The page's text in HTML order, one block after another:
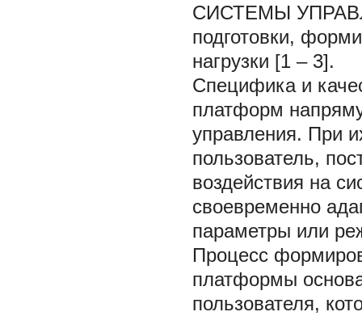
СИСТЕМЫ
подготовки,
нагрузки [1 – 3].
Специфика и
платформ
управления. При
пользователь,
воздействия на
своевременно
параметры или
Процесс
платформы
пользователя,